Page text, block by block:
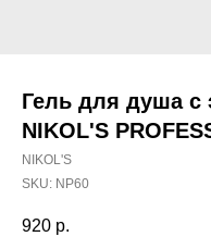
Гель для душа с
NIKOL'S
NIKOL'S
SKU: NP60
920 р.